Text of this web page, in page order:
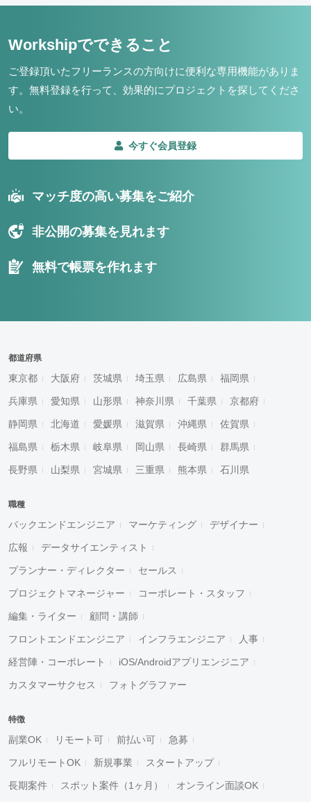
Workshipでできること
ご登録頂いたフリーランスの方向けに便利な専用機能がありま
す。 無料登録を行って、効果的にプロジェクトを探してくださ
い。
今すぐ会員登録
マッチ度の高い募集をご紹介
非公開の募集を見れます
無料で帳票を作れます
都道府県
東京都 大阪府 茨城県 埼玉県 広島県 福岡県
兵庫県 愛知県 山形県 神奈川県 千葉県 京都府
静岡県 北海道 愛媛県 滋賀県 沖縄県 佐賀県
福島県 栃木県 岐阜県 岡山県 長崎県 群馬県
長野県 山梨県 宮城県 三重県 熊本県 石川県
職種
バックエンドエンジニア マーケティング デザイナー
広報 データサイエンティスト
プランナー・ディレクター セールス
プロジェクトマネージャー コーポレート・スタッフ
編集・ライター 顧問・講師
フロントエンドエンジニア インフラエンジニア 人事
経営陣・コーポレート iOS/Androidアプリエンジニア
カスタマーサクセス フォトグラファー
特徴
副業OK リモート可 前払い可 急募
フルリモートOK 新規事業 スタートアップ
長期案件 スポット案件（1ヶ月） オンライン面談OK